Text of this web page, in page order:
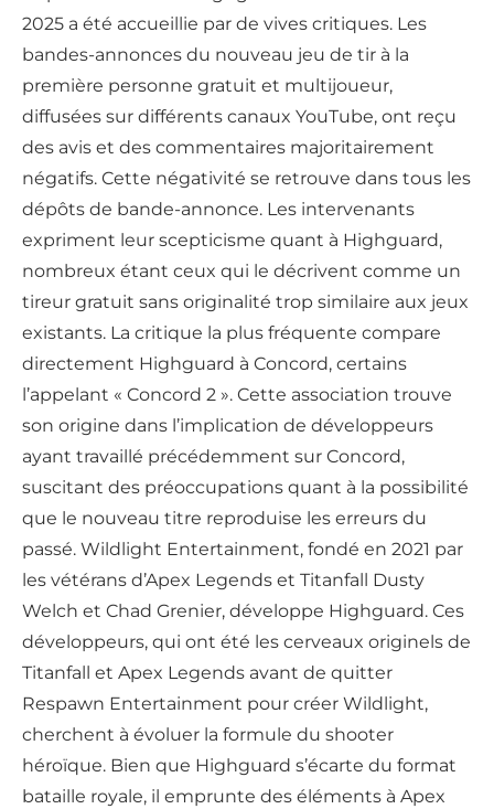
2025 a été accueillie par de vives critiques. Les
bandes-annonces du nouveau jeu de tir à la
première personne gratuit et multijoueur,
diffusées sur différents canaux YouTube, ont reçu
des avis et des commentaires majoritairement
négatifs. Cette négativité se retrouve dans tous les
dépôts de bande-annonce. Les intervenants
expriment leur scepticisme quant à Highguard,
nombreux étant ceux qui le décrivent comme un
tireur gratuit sans originalité trop similaire aux jeux
existants. La critique la plus fréquente compare
directement Highguard à Concord, certains
l’appelant « Concord 2 ». Cette association trouve
son origine dans l’implication de développeurs
ayant travaillé précédemment sur Concord,
suscitant des préoccupations quant à la possibilité
que le nouveau titre reproduise les erreurs du
passé. Wildlight Entertainment, fondé en 2021 par
les vétérans d’Apex Legends et Titanfall Dusty
Welch et Chad Grenier, développe Highguard. Ces
développeurs, qui ont été les cerveaux originels de
Titanfall et Apex Legends avant de quitter
Respawn Entertainment pour créer Wildlight,
cherchent à évoluer la formule du shooter
héroïque. Bien que Highguard s’écarte du format
bataille royale, il emprunte des éléments à Apex